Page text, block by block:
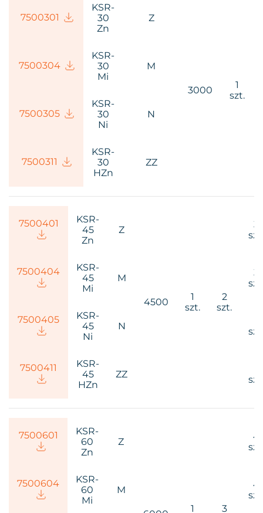
7500301
KSR-
30
Zn
Z
3000
1
szt.
7500304
KSR-
30
Mi
M
7500305
KSR-
30
Ni
N
7500311
KSR-
30
HZn
ZZ
7500401
KSR-
45
Zn
Z
4500
1
szt.
2
szt.
3
szt.
7500404
KSR-
45
Mi
M
3
szt.
7500405
KSR-
45
Ni
N
szt.
7500411
KSR-
45
HZn
ZZ
szt.
7500601
KSR-
60
Zn
Z
1 3
4
szt.
7500604
KSR-
60
Mi
M
4
szt.